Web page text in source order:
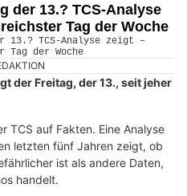
der 13.? TCS-Analyse
Tag der Woche
der Freitag, der 13., seit jeher
TCS auf Fakten. Eine Analyse
letzten fünf Jahren zeigt, ob
ist als andere Daten,
handelt.